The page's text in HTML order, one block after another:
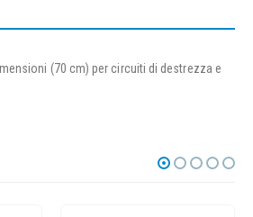
(70 cm) per circuiti di destrezza e